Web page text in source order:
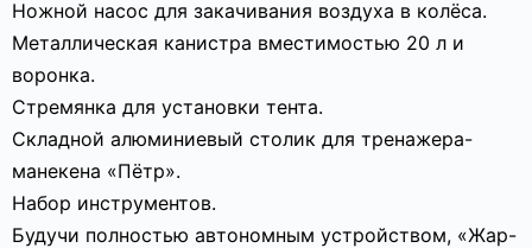
Ножной насос для закачивания воздуха в колёса.
Металлическая канистра вместимостью 20 л и
воронка.
Стремянка для установки тента.
Складной алюминиевый столик для тренажера-
манекена «Пётр».
Набор инструментов.
Будучи полностью автономным устройством, «Жар-